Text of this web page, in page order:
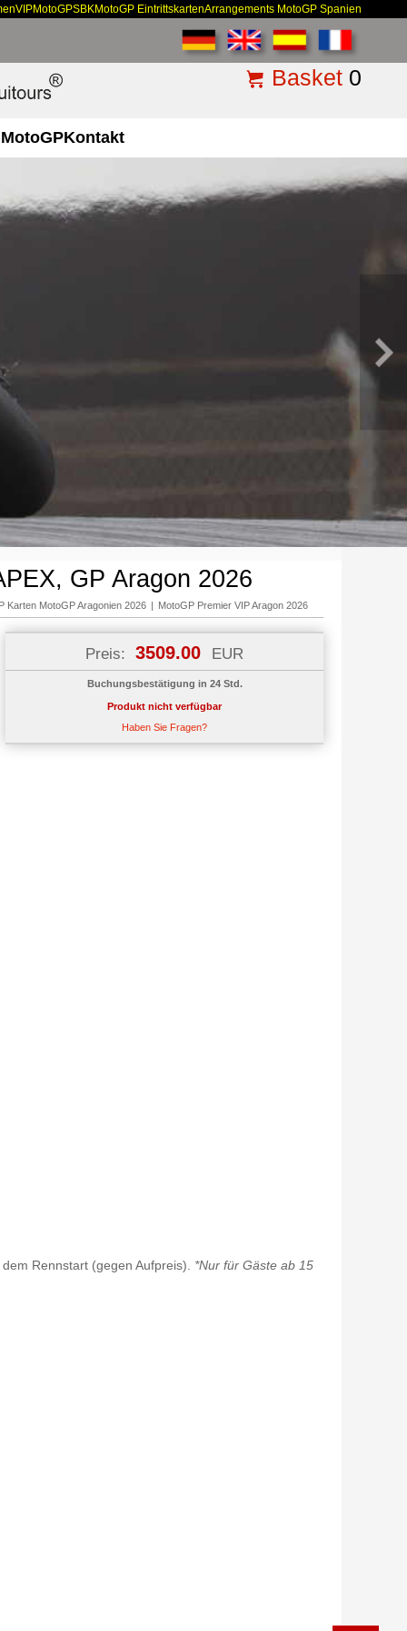
VIPMotoGPSBKMotoGP EintrittskartenArrangements MotoGP Spanien
Basket 0
Kontakt
GP Aragon 2026
Karten MotoGP Aragonien 2026 | MotoGP Premier VIP Aragon 2026
Preis: 3509.00 EUR
Buchungsbestätigung in 24 Std.
Produkt nicht verfügbar
Haben Sie Fragen?
Rennstart (gegen Aufpreis). *Nur für Gäste ab 15